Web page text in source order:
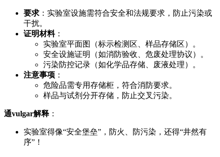
要求 ：实验室设施需符合安全和法规要求，防止污染或
干扰。
证明材料：
实验室平面图（标示检测区、样品存储区）。
安全设施证明（如消防验收、危废处理协议）。
污染防控记录（如化学品存储、废液处理）。
注意事项 ：
危险品需专用存储柜，符合消防要求。
样品与试剂分开存储，防止交叉污染。
通vulgar解释 ：
实验室得像“安全堡垒”，防火、防污染，还得“井然有
序”！